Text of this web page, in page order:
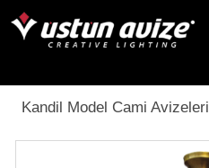
Kandil Model Cami Avizeleri